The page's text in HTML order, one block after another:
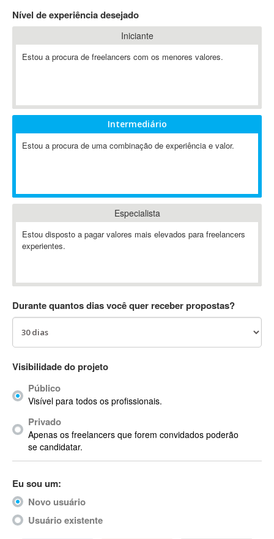
802.11
A-GPS
ABAP
Abaqus
ABBYY FineReader
Ableton
Ableton Push
Abstract
AC3
ACID Pro
ACPI
Acrobat
Acrobat X
Acronis
ACT
Actimize
ActionScript
ActionScript 3
Nível de experiência desejado
Iniciante
Estou a procura de freelancers com os menores valores.
Intermediário
Estou a procura de uma combinação de experiência e valor.
Especialista
Estou disposto a pagar valores mais elevados para freelancers
experientes.
Durante quantos dias você quer receber propostas?
Visibilidade do projeto
Público
Visível para todos os profissionais.
Privado
Apenas os freelancers que forem convidados poderão
se candidatar.
Eu sou um:
Novo usuário
Usuário existente